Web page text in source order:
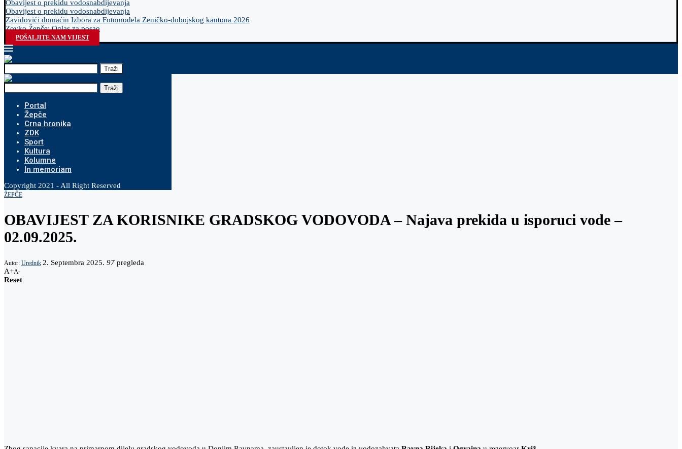
Obavijest o prekidu vodosnabdijevanja
Obavijest o prekidu vodosnabdijevanja
Zavidovići domaćin Izbora za Fotomodela Zeničko-dobojskog kantona 2026
Zovko Žepče: Oglas za posao
POŠALJITE NAM VIJEST
Traži
Traži
Portal
Žepče
Crna hronika
ZDK
Sport
Kultura
Kolumne
In memoriam
Copyright 2021 - All Right Reserved
ŽEPČE
OBAVIJEST ZA KORISNIKE GRADSKOG VODOVODA – Najava prekida u isporuci vode –
02.09.2025.
Autor: Urednik 2. Septembra 2025. 97 pregleda
A+A-
Reset